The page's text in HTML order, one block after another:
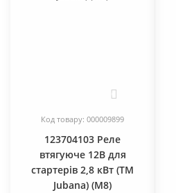
Код товару: 000009899
123704103 Реле
втягуюче 12В для
стартерів 2,8 кВт (TM
Jubana) (М8)